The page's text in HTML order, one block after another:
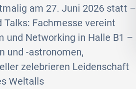
am 27. Juni 2026 statt –
Talks: Fachmesse vereint
und Networking in Halle B1 –
und -astronomen,
zelebrieren Leidenschaft
Weltalls